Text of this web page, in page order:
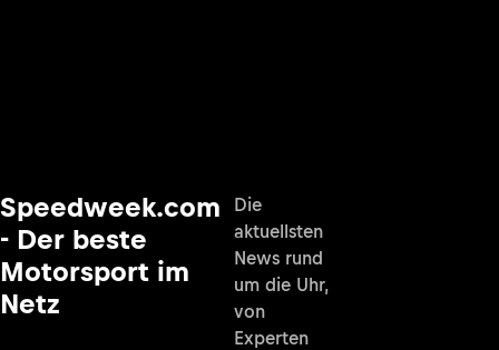
Speedweek.com
- Der beste
Motorsport im
Netz
Die
aktuellsten
News rund
um die Uhr,
von
Experten